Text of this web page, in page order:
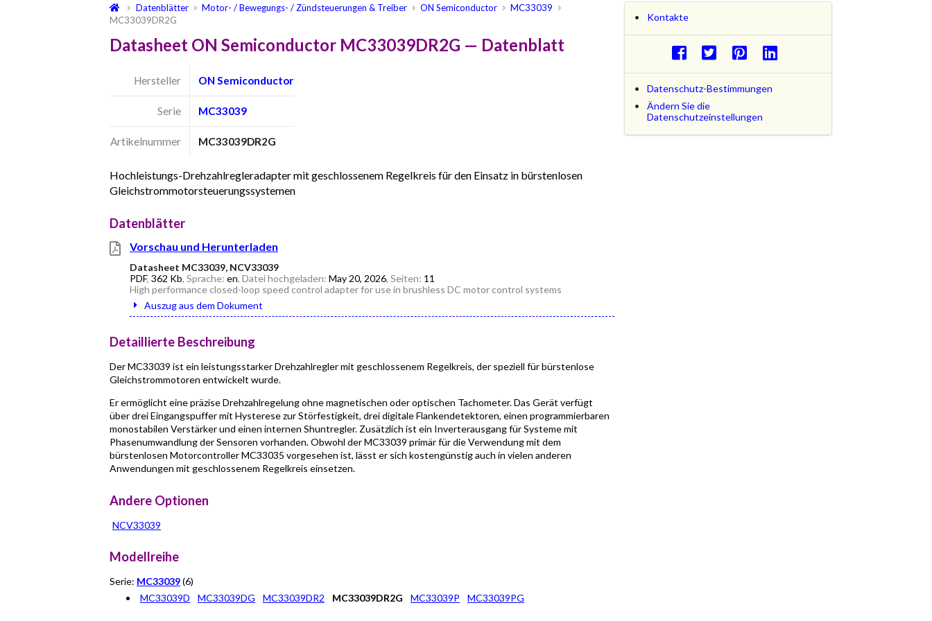
Datenblätter Motor- / Bewegungs- / Zündsteuerungen & Treiber ON Semiconductor
MC33039
MC33039DR2G
Datasheet ON Semiconductor MC33039DR2G — Datenblatt
Hersteller ON Semiconductor
Serie MC33039
Artikelnummer MC33039DR2G
Hochleistungs-Drehzahlregleradapter mit geschlossenem Regelkreis für den Einsatz in bürstenlosen
Gleichstrommotorsteuerungssystemen
Datenblätter
Vorschau und Herunterladen
Datasheet MC33039, NCV33039
PDF, 362 Kb, Sprache: en, Datei hochgeladen: May 20, 2026, Seiten: 11
High performance closed-loop speed control adapter for use in brushless DC motor control systems
Auszug aus dem Dokument
Detaillierte Beschreibung
Der MC33039 ist ein leistungsstarker Drehzahlregler mit geschlossenem Regelkreis, der speziell für bürstenlose
Gleichstrommotoren entwickelt wurde.
Er ermöglicht eine präzise Drehzahlregelung ohne magnetischen oder optischen Tachometer. Das Gerät verfügt
über drei Eingangspuffer mit Hysterese zur Störfestigkeit, drei digitale Flankendetektoren, einen programmierbaren
monostabilen Verstärker und einen internen Shuntregler. Zusätzlich ist ein Inverterausgang für Systeme mit
Phasenumwandlung der Sensoren vorhanden. Obwohl der MC33039 primär für die Verwendung mit dem
bürstenlosen Motorcontroller MC33035 vorgesehen ist, lässt er sich kostengünstig auch in vielen anderen
Anwendungen mit geschlossenem Regelkreis einsetzen.
Andere Optionen
NCV33039
Modellreihe
Serie: MC33039(6)
MC33039D
MC33039DG MC33039DR2 MC33039DR2G MC33039P MC33039PG
Kontakte
Datenschutz-Bestimmungen
Ändern Sie die
Datenschutzeinstellungen